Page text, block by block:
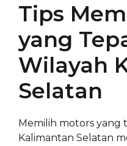
Tips
yang
Wilayah
Selatan
Memilih motors
Kalimantan Selatan